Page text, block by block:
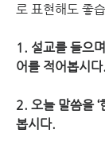
로 표현해도 좋
1. 설교를 들으
어를 적어봅시다.
2. 오늘 말씀을 ‘
봅시다.